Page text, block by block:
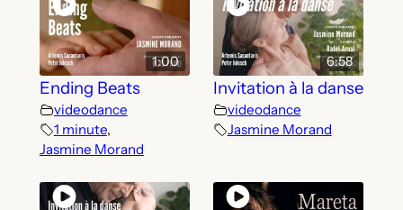
1:00
Ending Beats
videodance
1 minute,
Jasmine Morand
6:58
Invitation à la danse
videodance
Jasmine Morand